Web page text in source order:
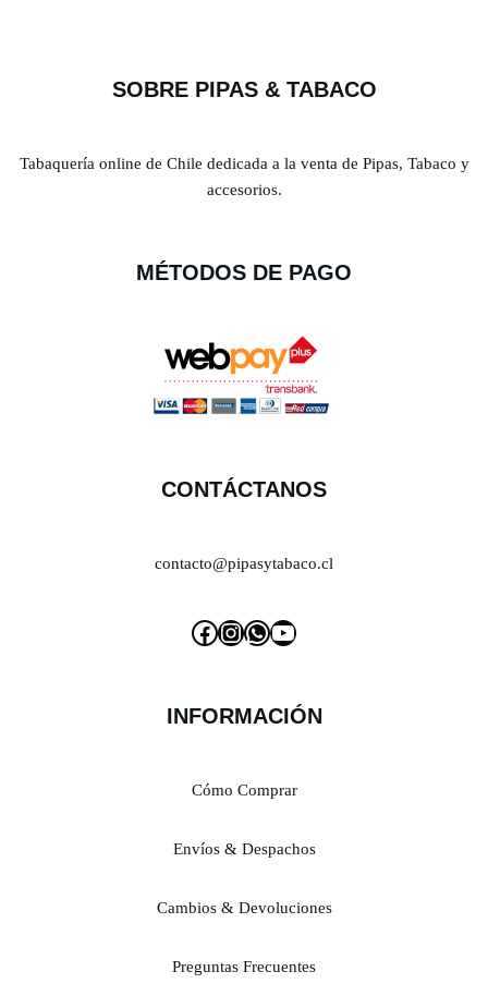
SOBRE PIPAS & TABACO
Tabaquería online de Chile dedicada a la venta de Pipas, Tabaco y
accesorios.
MÉTODOS DE PAGO
CONTÁCTANOS
contacto@pipasytabaco.cl
INFORMACIÓN
Cómo Comprar
Envíos & Despachos
Cambios & Devoluciones
Preguntas Frecuentes